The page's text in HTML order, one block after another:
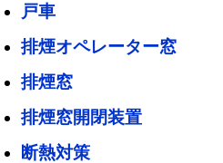
戸車
排煙オペレーター窓
排煙窓
排煙窓開閉装置
断熱対策